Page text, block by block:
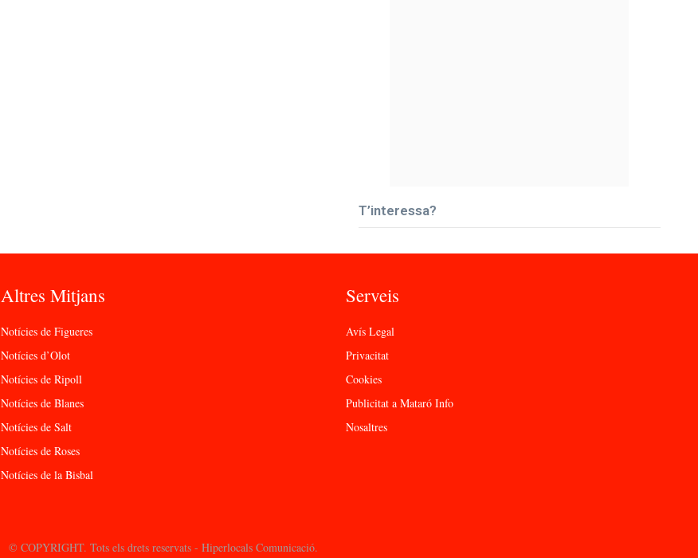
T’interessa?
Altres Mitjans
Notícies de Figueres
Notícies d’Olot
Notícies de Ripoll
Notícies de Blanes
Notícies de Salt
Notícies de Roses
Notícies de la Bisbal
Serveis
Avís Legal
Privacitat
Cookies
Publicitat a Mataró Info
Nosaltres
© COPYRIGHT. Tots els drets reservats - Hiperlocals Comunicació.